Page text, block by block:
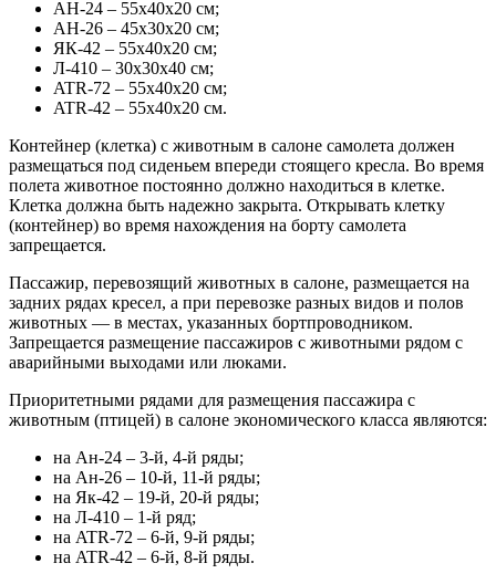
АН-24 – 55х40х20 см;
АН-26 – 45х30х20 см;
ЯК-42 – 55х40х20 см;
Л-410 – 30х30х40 см;
ATR-72 – 55х40х20 см;
ATR-42 – 55х40х20 см.
Контейнер (клетка) с животным в салоне самолета должен
размещаться под сиденьем впереди стоящего кресла. Во время
полета животное постоянно должно находиться в клетке.
Клетка должна быть надежно закрыта. Открывать клетку
(контейнер) во время нахождения на борту самолета
запрещается.
Пассажир, перевозящий животных в салоне, размещается на
задних рядах кресел, а при перевозке разных видов и полов
животных — в местах, указанных бортпроводником.
Запрещается размещение пассажиров с животными рядом с
аварийными выходами или люками.
Приоритетными рядами для размещения пассажира с
животным (птицей) в салоне экономического класса являются:
на Ан-24 – 3-й, 4-й ряды;
на Ан-26 – 10-й, 11-й ряды;
на Як-42 – 19-й, 20-й ряды;
на Л-410 – 1-й ряд;
на ATR-72 – 6-й, 9-й ряды;
на ATR-42 – 6-й, 8-й ряды.